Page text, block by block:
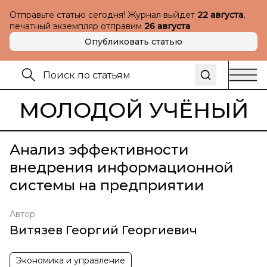
Отправьте статью сегодня! Журнал выйдет 22 августа,
печатный экземпляр отправим 26 августа
Опубликовать статью
МОЛОДОЙ УЧЁНЫЙ
Анализ эффективности
внедрения информационной
системы на предприятии
Автор
Витязев Георгий Георгиевич
Экономика и управление